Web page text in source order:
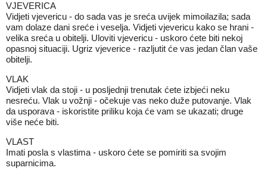
VJEVERICA
Vidjeti vjevericu - do sada vas je sreća uvijek mimoilazila; sada
vam dolaze dani sreće i veselja. Vidjeti vjevericu kako se hrani -
velika sreća u obitelji. Uloviti vjevericu - uskoro ćete biti nekoj
opasnoj situaciji. Ugriz vjeverice - razljutit će vas jedan član vaše
obitelji.
VLAK
Vidjeti vlak da stoji - u posljednji trenutak ćete izbjeći neku
nesreću. Vlak u vožnji - očekuje vas neko duže putovanje. Vlak
da usporava - iskoristite priliku koja će vam se ukazati; druge
više neće biti.
VLAST
Imati posla s vlastima - uskoro ćete se pomiriti sa svojim
suparnicima.